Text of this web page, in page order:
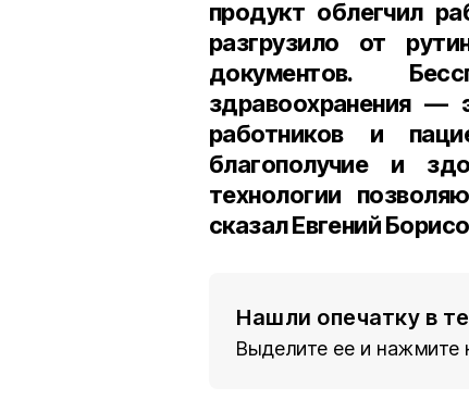
продукт облегчил
разгрузило от
документов.
здравоохранения —
работников и
благополучие и
технологии
сказал Евгений
Нашли опечатку в
Выделите ее и нажмите